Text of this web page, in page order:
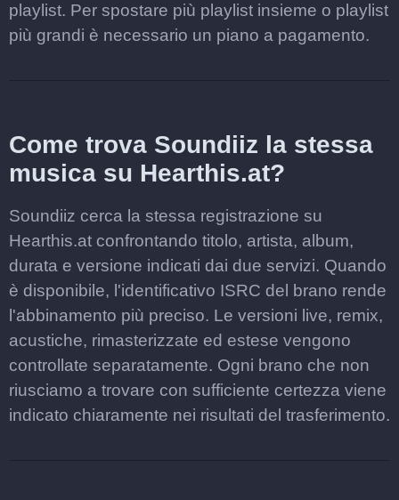
playlist. Per spostare più playlist insieme o playlist
più grandi è necessario un piano a pagamento.
Come trova Soundiiz la stessa
musica su Hearthis.at?
Soundiiz cerca la stessa registrazione su
Hearthis.at confrontando titolo, artista, album,
durata e versione indicati dai due servizi. Quando
è disponibile, l'identificativo ISRC del brano rende
l'abbinamento più preciso. Le versioni live, remix,
acustiche, rimasterizzate ed estese vengono
controllate separatamente. Ogni brano che non
riusciamo a trovare con sufficiente certezza viene
indicato chiaramente nei risultati del trasferimento.